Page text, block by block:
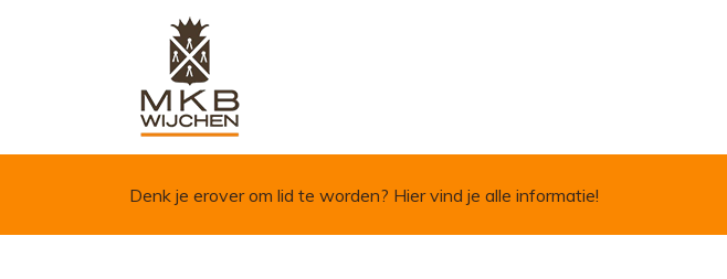
Denk je erover om lid te worden? Hier vind je alle informatie!